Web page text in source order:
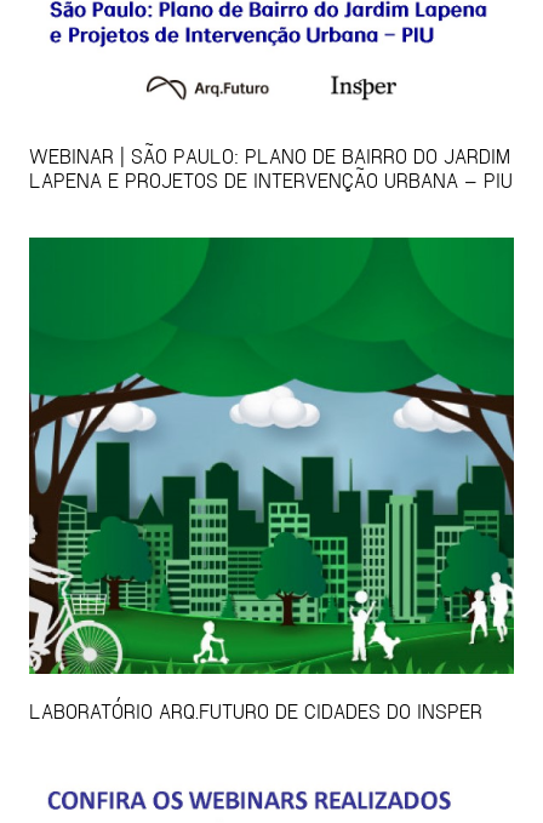
WEBINAR | SÃO PAULO: PLANO DE BAIRRO DO JARDIM
LAPENA E PROJETOS DE INTERVENÇÃO URBANA – PIU
LABORATÓRIO ARQ.FUTURO DE CIDADES DO INSPER